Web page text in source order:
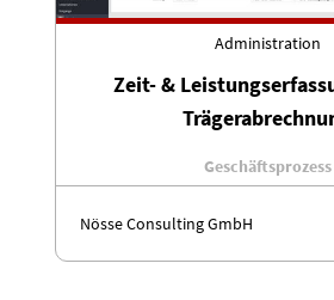
Administration
Zeit- &
Geschäftsprozess
Nösse Consulting GmbH